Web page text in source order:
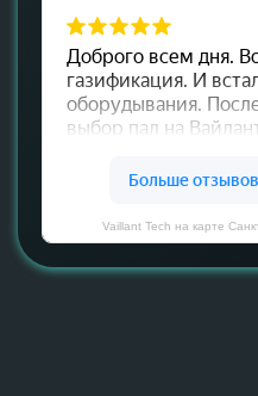
Vaillant Tech на карте